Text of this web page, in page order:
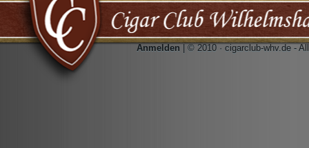
Anmelden | © 2010 · cigarclub-whv.de -